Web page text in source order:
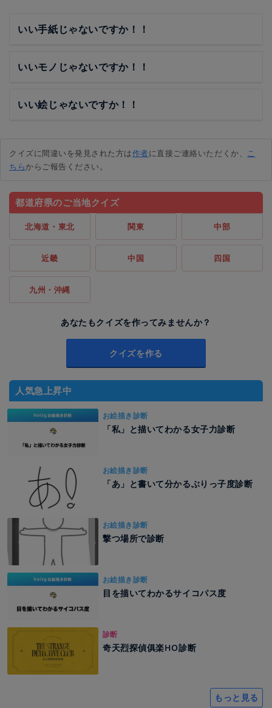
いい手紙じゃないですか！！
いいモノじゃないですか！！
いい絵じゃないですか！！
クイズに間違いを発見された方は作者に直接ご連絡いただくか、 こ
ちらからご報告ください。
都道府県のご当地クイズ
北海道・東北 関東 中部
近畿 中国 四国
九州・沖縄
あなたもクイズを作ってみませんか？
クイズを作る
人気急上昇中
お絵描き診断
「私」と描いてわかる女子力診断
お絵描き診断
「あ」と書いて分かるぶりっ子度診断
お絵描き診断
撃つ場所で診断
お絵描き診断
目を描いてわかるサイコパス度
診断
奇天烈探偵俱楽HO診断
もっと見る